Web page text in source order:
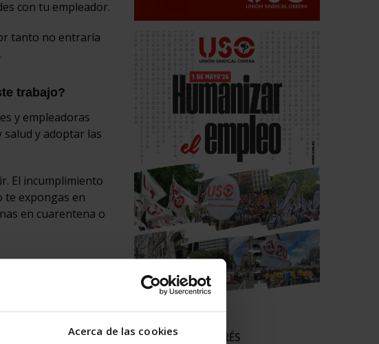
Acerca de las cookies
con tu empleador.
tanto no entraría
trabajo?
y empleadoras
salud y adoptar las
El incumplimiento
te expongas en
en cuarentena o
ocurrirme?
momento no se ha
ENLACES DE INTERÉS